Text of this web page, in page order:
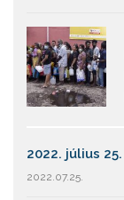
2022. július 25.
2022.07.25.